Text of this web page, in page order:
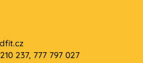
237, 777 797 027